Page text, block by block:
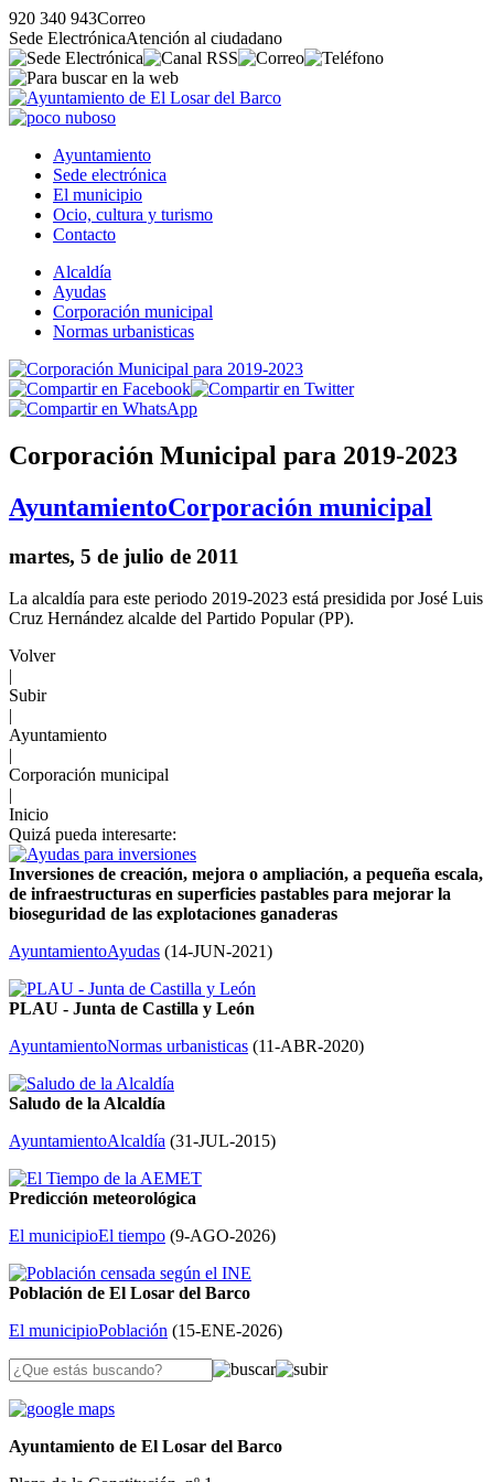
920 340 943Correo
Sede ElectrónicaAtención al ciudadano
Ayuntamiento
Sede electrónica
El municipio
Ocio, cultura y turismo
Contacto
Alcaldía
Ayudas
Corporación municipal
Normas urbanisticas
Corporación Municipal para 2019-2023
AyuntamientoCorporación municipal
martes, 5 de julio de 2011
La alcaldía para este periodo 2019-2023 está presidida por José Luis
Cruz Hernández alcalde del Partido Popular (PP).
Volver
|
Subir
|
Ayuntamiento
|
Corporación municipal
|
Inicio
Quizá pueda interesarte:
Inversiones de creación, mejora o ampliación, a pequeña escala,
de infraestructuras en superficies pastables para mejorar la
bioseguridad de las explotaciones ganaderas
AyuntamientoAyudas (14-JUN-2021)
PLAU - Junta de Castilla y León
AyuntamientoNormas urbanisticas (11-ABR-2020)
Saludo de la Alcaldía
AyuntamientoAlcaldía (31-JUL-2015)
Predicción meteorológica
El municipioEl tiempo (9-AGO-2026)
Población de El Losar del Barco
El municipioPoblación (15-ENE-2026)
Ayuntamiento de El Losar del Barco